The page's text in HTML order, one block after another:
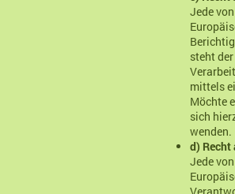
Jede
steht
mittels
Möchte
sich
wenden.
d) Recht
Jede